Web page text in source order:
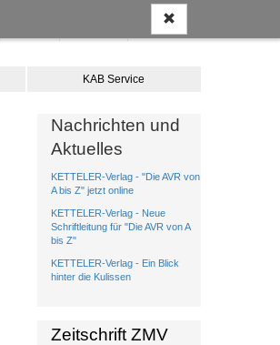
Warenkorb
KAB Service
Nachrichten und
Aktuelles
KETTELER-Verlag - "Die AVR von
A bis Z" jetzt online
KETTELER-Verlag - Neue
Schriftleitung für "Die AVR von A
bis Z"
KETTELER-Verlag - Ein Blick
hinter die Kulissen
Zeitschrift ZMV